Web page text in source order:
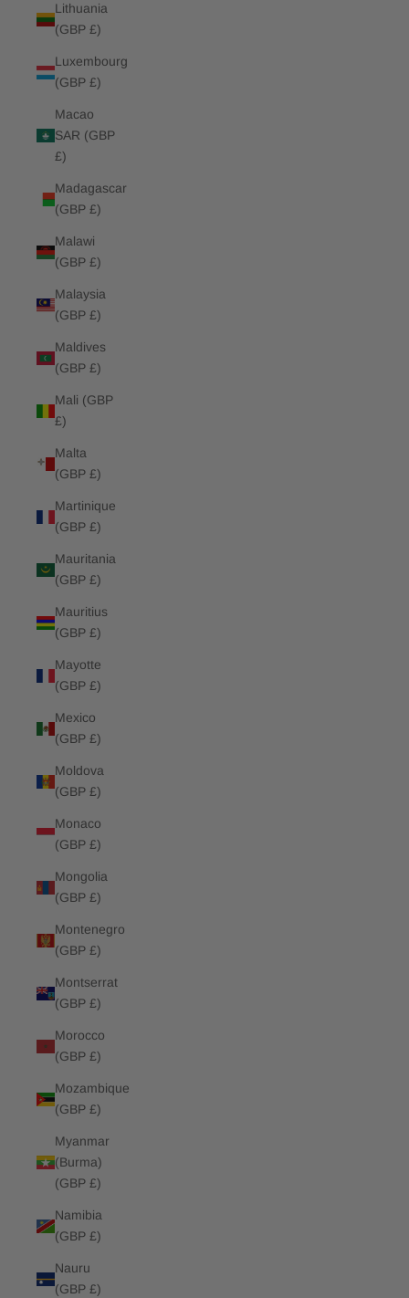
Lithuania
(GBP £)
Luxembourg
(GBP £)
Macao
SAR (GBP
£)
Madagascar
(GBP £)
Malawi
(GBP £)
Malaysia
(GBP £)
Maldives
(GBP £)
Mali (GBP
£)
Malta
(GBP £)
Martinique
(GBP £)
Mauritania
(GBP £)
Mauritius
(GBP £)
Mayotte
(GBP £)
Mexico
(GBP £)
Moldova
(GBP £)
Monaco
(GBP £)
Mongolia
(GBP £)
Montenegro
(GBP £)
Montserrat
(GBP £)
Morocco
(GBP £)
Mozambique
(GBP £)
Myanmar
(Burma)
(GBP £)
Namibia
(GBP £)
Nauru
(GBP £)